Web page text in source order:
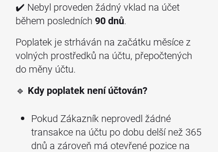
✔️ Nebyl proveden žádný vklad na účet
během posledních 90 dnů.
Poplatek je strháván na začátku měsíce z
volných prostředků na účtu, přepočtených
do měny účtu.
🔹 Kdy poplatek není účtován?
Pokud Zákazník neprovedl žádné
transakce na účtu po dobu delší než 365
dnů a zároveň má otevřené pozice na